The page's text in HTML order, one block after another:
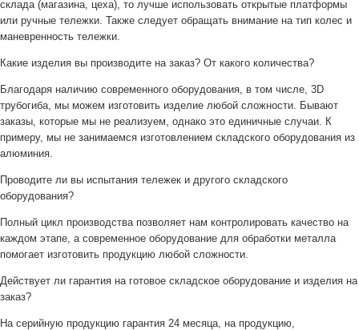
склада (магазина, цеха), то лучше использовать открытые платформы
или ручные тележки. Также следует обращать внимание на тип колес и
маневренность тележки.
Какие изделия вы производите на заказ? От какого количества?
Благодаря наличию современного оборудования, в том числе, 3D
трубогиба, мы можем изготовить изделие любой сложности. Бывают
заказы, которые мы не реализуем, однако это единичные случаи. К
примеру, мы не занимаемся изготовлением складского оборудования из
алюминия.
Проводите ли вы испытания тележек и другого складского
оборудования?
Полный цикл производства позволяет нам контролировать качество на
каждом этапе, а современное оборудование для обработки металла
помогает изготовить продукцию любой сложности.
Действует ли гарантия на готовое складское оборудование и изделия на
заказ?
На серийную продукцию гарантия 24 месяца, на продукцию,